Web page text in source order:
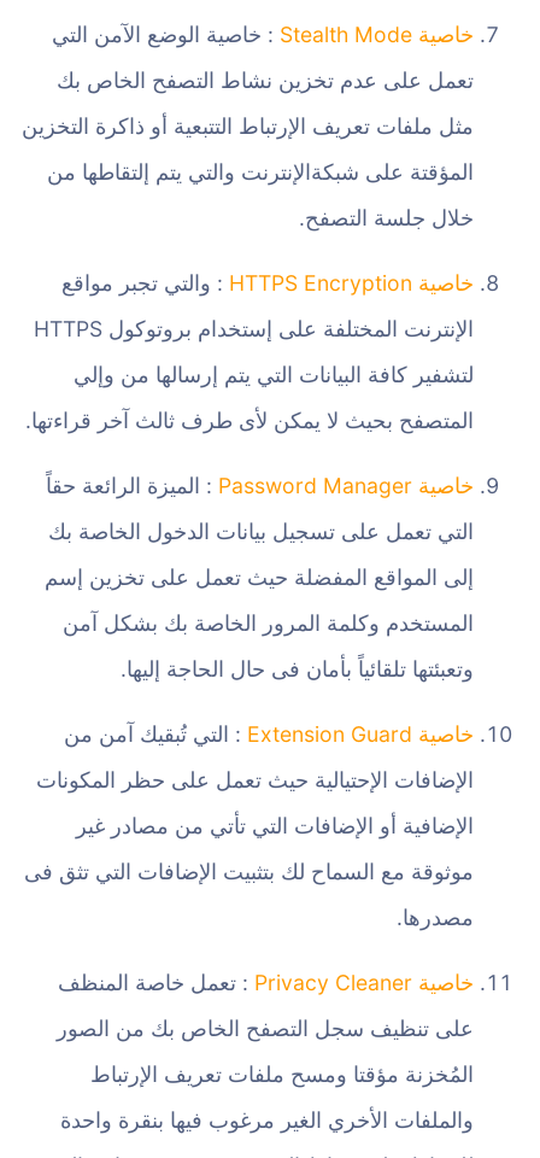
خاصية Stealth Mode
: خاصية الوضع الآمن التي
تعمل على عدم تخزين نشاط التصفح الخاص بك
مثل ملفات تعريف الإرتباط التتبعية أو ذاكرة التخزين
المؤقتة على شبكةالإنترنت والتي يتم إلتقاطها من
خلال جلسة التصفح.
خاصية HTTPS Encryption
: والتي تجبر مواقع
الإنترنت المختلفة على إستخدام بروتوكول HTTPS
لتشفير كافة البيانات التي يتم إرسالها من وإلي
المتصفح بحيث لا يمكن لأى طرف ثالث آخر قراءتها.
خاصية Password Manager
: الميزة الرائعة حقاً
التي تعمل على تسجيل بيانات الدخول الخاصة بك
إلى المواقع المفضلة حيث تعمل على تخزين إسم
المستخدم وكلمة المرور الخاصة بك بشكل آمن
وتعبئتها تلقائياً بأمان فى حال الحاجة إليها.
خاصية Extension Guard
: التي تُبقيك آمن من
الإضافات الإحتيالية حيث تعمل على حظر المكونات
الإضافية أو الإضافات التي تأتي من مصادر غير
موثوقة مع السماح لك بتثبيت الإضافات التي تثق فى
مصدرها.
خاصية Privacy Cleaner
: تعمل خاصة المنظف
على تنظيف سجل التصفح الخاص بك من الصور
المُخزنة مؤقتا ومسح ملفات تعريف الإرتباط
والملفات الأخري الغير مرغوب فيها بنقرة واحدة